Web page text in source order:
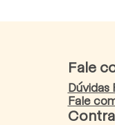
Fale
Dúvidas
Fale